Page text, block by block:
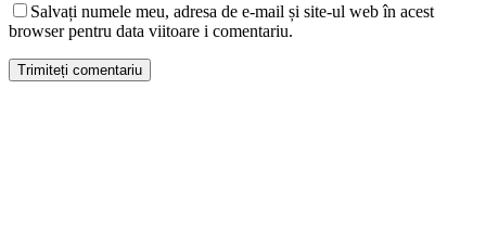
Salvați numele meu, adresa de e-mail și site-ul web în acest
browser pentru data viitoare i comentariu.